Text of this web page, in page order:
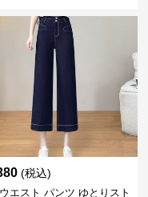
(税込)
エスト パンツ ゆとりスト